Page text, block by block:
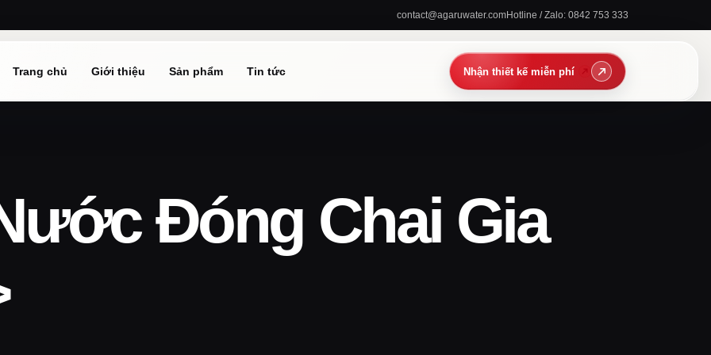
contact@agaruwater.comHotline / Zalo: 0842 753 333
Trang chủ Giới thiệu Sản phẩm Tin tức
Đóng Chai Gia